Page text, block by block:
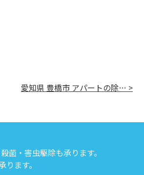
愛知県 豊橋市 アパートの除… >
菌・害虫駆除も承ります。
ます。